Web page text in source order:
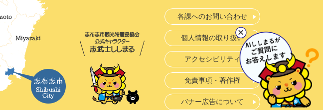
各課へのお問い合わせ
個人情報の取り扱い
アクセシビリティ
免責事項・著作権
バナー広告について